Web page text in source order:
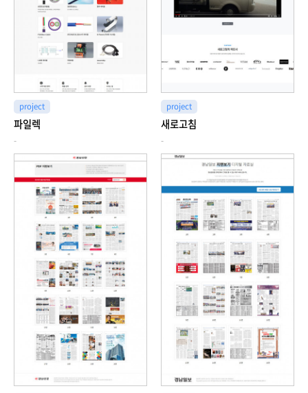
project
파일렉
-
project
새로고침
-